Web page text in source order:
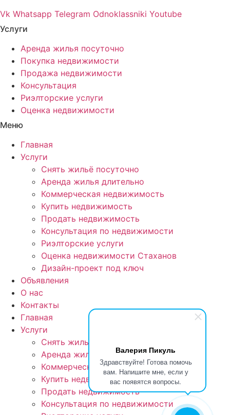
Валерия Пикуль
Здравствуйте! Готова помочь
вам. Напишите мне, если у
вас появятся вопросы.
Vk Whatsapp Telegram Odnoklassniki Youtube
Услуги
Аренда жилья посуточно
Покупка недвижимости
Продажа недвижимости
Консультация
Риэлторские услуги
Оценка недвижимости
Меню
Главная
Услуги
Снять жильё посуточно
Аренда жилья длительно
Коммерческая недвижимость
Купить недвижимость
Продать недвижимость
Консультация по недвижимости
Риэлторские услуги
Оценка недвижимости Стаханов
Дизайн-проект под ключ
Объявления
О нас
Контакты
Главная
Услуги
Снять жильё посуточно
Аренда жилья длительно
Коммерческая недвижимость
Купить недвижимость
Продать недвижимость
Консультация по недвижимости